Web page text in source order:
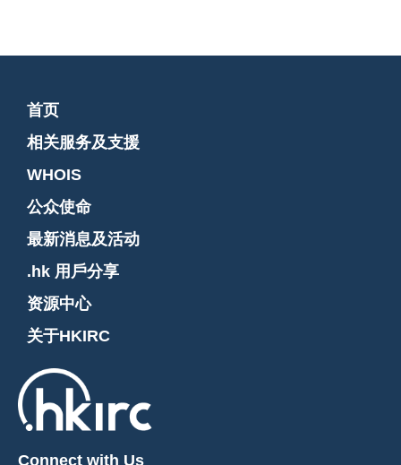
首页
相关服务及支援
WHOIS
公众使命
最新消息及活动
.hk 用戶分享
资源中心
关于HKIRC
Connect with Us